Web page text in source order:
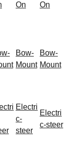
On
On
Bow-
Mount
Bow-
Mount
Electri
c-
steer
Electri
c-steer